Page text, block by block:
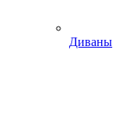
Диваны